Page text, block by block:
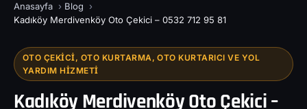
Anasayfa › Blog
›
Kadıköy Merdivenköy Oto Çekici – 0532 712 95 81
OTO ÇEKICI, OTO KURTARMA, OTO KURTARICI VE YOL
YARDIM HIZMETI
Kadıköy Merdivenköy Oto Çekici –